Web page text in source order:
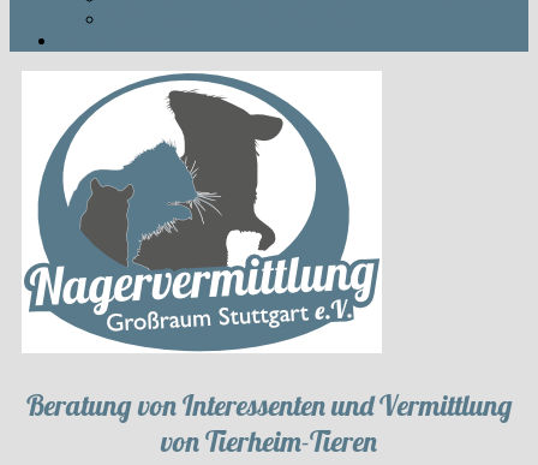
Beratung von Interessenten und Vermittlung
von Tierheim-Tieren